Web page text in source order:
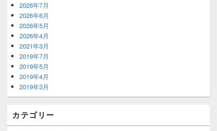
2026年7月
2026年6月
2026年5月
2026年4月
2021年3月
2019年7月
2019年5月
2019年4月
2019年3月
カテゴリー